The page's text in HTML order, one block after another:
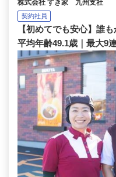
株式会社 すき家 九州支社
契約社員
【初めてでも安心】誰
平均年齢49.1歳｜最大9